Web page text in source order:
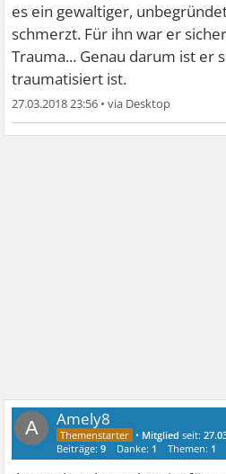
es ein gewaltiger,
schmerzt. Für ihn war er
Trauma... Genau darum ist er
traumatisiert ist.
27.03.2018 23:56 •
A Amely8
• Mitglied seit:
Beiträge:9 Danke: 1 Themen: 1